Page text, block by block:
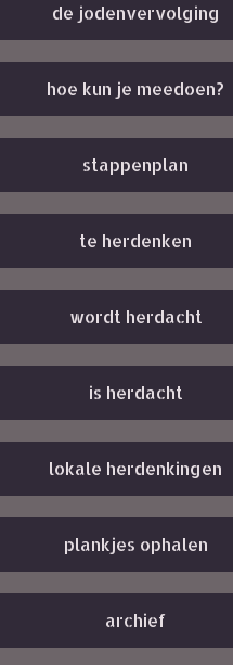
de jodenvervolging
hoe kun je meedoen?
stappenplan
te herdenken
wordt herdacht
is herdacht
lokale herdenkingen
plankjes ophalen
archief